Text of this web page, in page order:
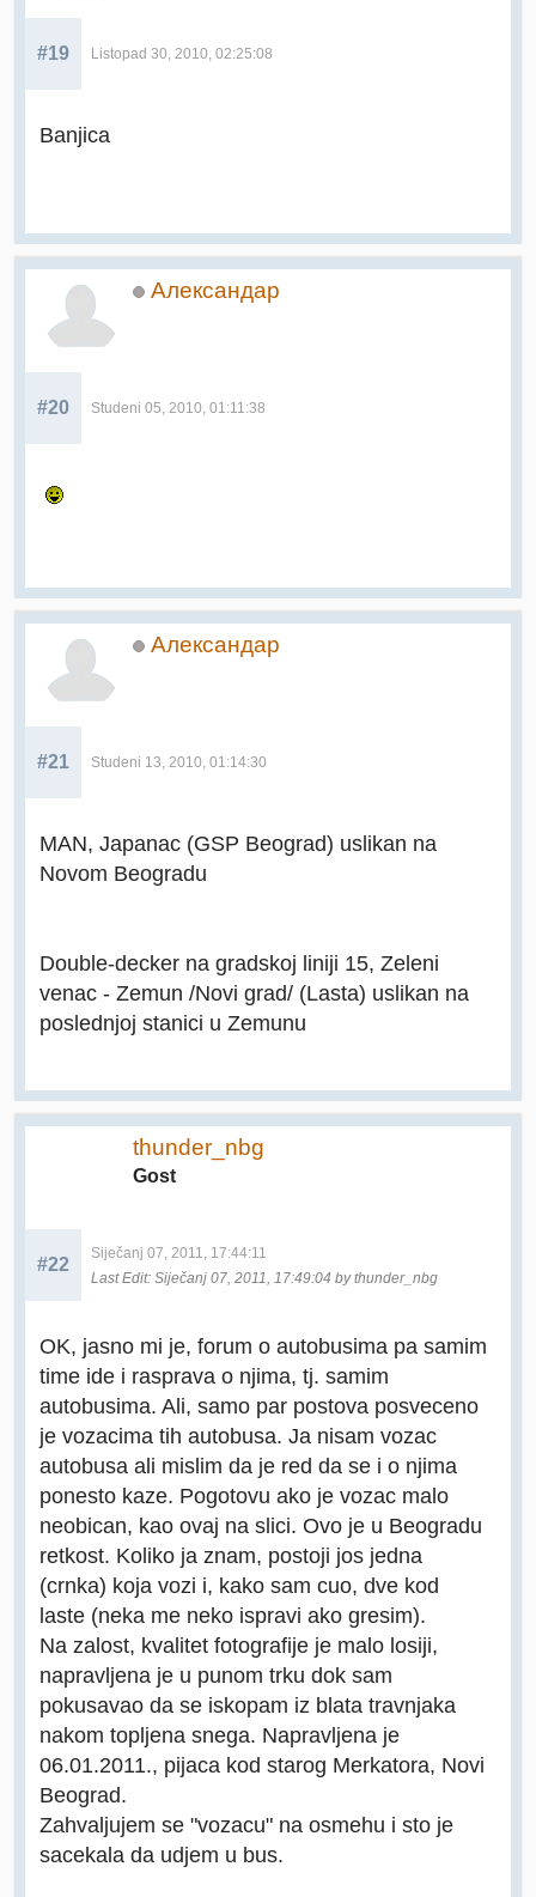
#19 Listopad 30, 2010, 02:25:08
Banjica
Александар
#20 Studeni 05, 2010, 01:11:38
Александар
#21 Studeni 13, 2010, 01:14:30
MAN, Japanac (GSP Beograd) uslikan na
Novom Beogradu
Double-decker na gradskoj liniji 15, Zeleni
venac - Zemun /Novi grad/ (Lasta) uslikan na
poslednjoj stanici u Zemunu
thunder_nbg
Gost
#22
Siječanj 07, 2011, 17:44:11
Last Edit: Siječanj 07, 2011, 17:49:04 by thunder_nbg
OK, jasno mi je, forum o autobusima pa samim
time ide i rasprava o njima, tj. samim
autobusima. Ali, samo par postova posveceno
je vozacima tih autobusa. Ja nisam vozac
autobusa ali mislim da je red da se i o njima
ponesto kaze. Pogotovu ako je vozac malo
neobican, kao ovaj na slici. Ovo je u Beogradu
retkost. Koliko ja znam, postoji jos jedna
(crnka) koja vozi i, kako sam cuo, dve kod
laste (neka me neko ispravi ako gresim).
Na zalost, kvalitet fotografije je malo losiji,
napravljena je u punom trku dok sam
pokusavao da se iskopam iz blata travnjaka
nakom topljena snega. Napravljena je
06.01.2011., pijaca kod starog Merkatora, Novi
Beograd.
Zahvaljujem se "vozacu" na osmehu i sto je
sacekala da udjem u bus.